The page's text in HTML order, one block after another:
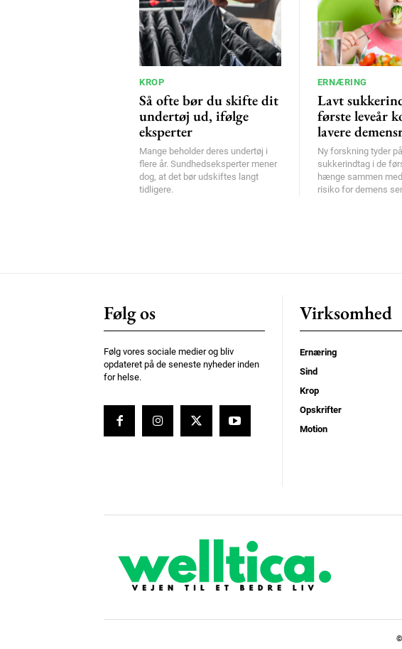
KROP
Så ofte bør du skifte dit
undertøj ud, ifølge
eksperter
Mange beholder deres undertøj i
flere år. Sundhedseksperter mener
dog, at det bør udskiftes langt
tidligere.
ERNÆRING
Lavt
første leveår
lavere
Ny forskning tyder
sukkerindtag i de
hænge sammen
risiko for demens
Følg os
Følg vores sociale medier og bliv
opdateret på de seneste nyheder inden
for helse.
Virksomhed
Ernæring
Sind
Krop
Opskrifter
Motion